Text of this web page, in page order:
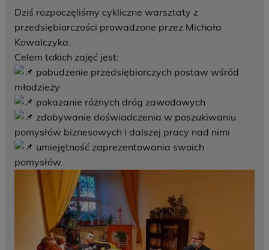
Dziś rozpoczęliśmy cykliczne warsztaty z
przedsiębiorczości prowadzone przez Michała
Kowalczyka.
Celem takich zajęć jest:
pobudzenie przedsiębiorczych postaw wśród
młodzieży
pokazanie różnych dróg zawodowych
zdobywanie doświadczenia w poszukiwaniu
pomysłów biznesowych i dalszej pracy nad nimi
umiejętność zaprezentowania swoich
pomysłów.